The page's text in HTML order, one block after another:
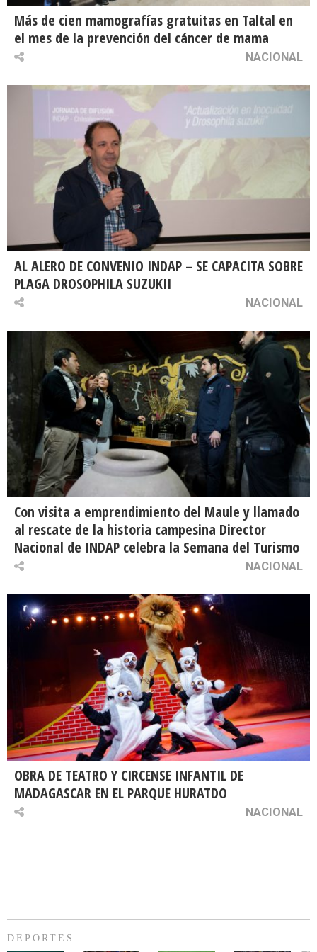
Más de cien mamografías gratuitas en Taltal en
el mes de la prevención del cáncer de mama
NACIONAL
AL ALERO DE CONVENIO INDAP – SE CAPACITA SOBRE
PLAGA DROSOPHILA SUZUKII
NACIONAL
Con visita a emprendimiento del Maule y llamado
al rescate de la historia campesina Director
Nacional de INDAP celebra la Semana del Turismo
NACIONAL
OBRA DE TEATRO Y CIRCENSE INFANTIL DE
MADAGASCAR EN EL PARQUE HURATDO
NACIONAL
DEPORTES